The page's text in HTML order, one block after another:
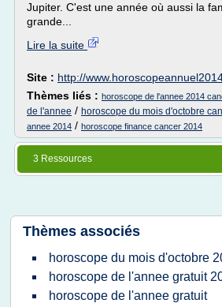
Jupiter. C'est une année où aussi la
grande...
Lire la suite
Site : http://
Thèmes liés : horoscope de l'annee 2014
de l'annee / horoscope du mois d'octobre
annee 2014 / horoscope finance cancer 2014
3 Ressources
Thèmes associés
horoscope du mois d'octobre
horoscope de l'annee gratuit
horoscope de l'annee gratuit